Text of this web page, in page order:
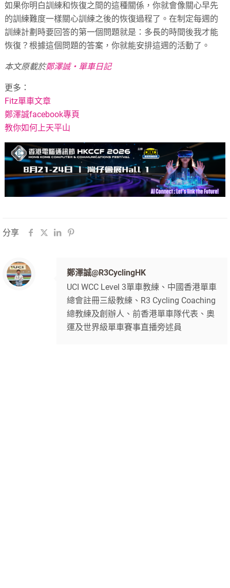
如果你明白訓練和恢復之間的這種關係，你就會像關心早先
的訓練難度一樣關心訓練之後的恢復過程了。在制定每週的
訓練計劃時要回答的第一個問題就是：多長的時間後我才能
恢復？根據這個問題的答案，你就能安排這週的活動了。
本文原載於鄭澤誠‧單車日記
更多：
Fitz單車文章
鄭澤誠facebook專頁
教你如何上天平山
分享
鄭澤誠@R3CyclingHK
UCI WCC Level 3單車教練、中國香港單車
總會註冊三級教練、R3 Cycling Coaching
總教練及創辦人、前香港單車隊代表、奧
運及世界級單車賽事直播旁述員